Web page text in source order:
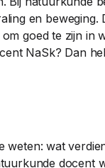
en beweging.
goed te zijn in
NaSk? Dan
weten: wat
docent